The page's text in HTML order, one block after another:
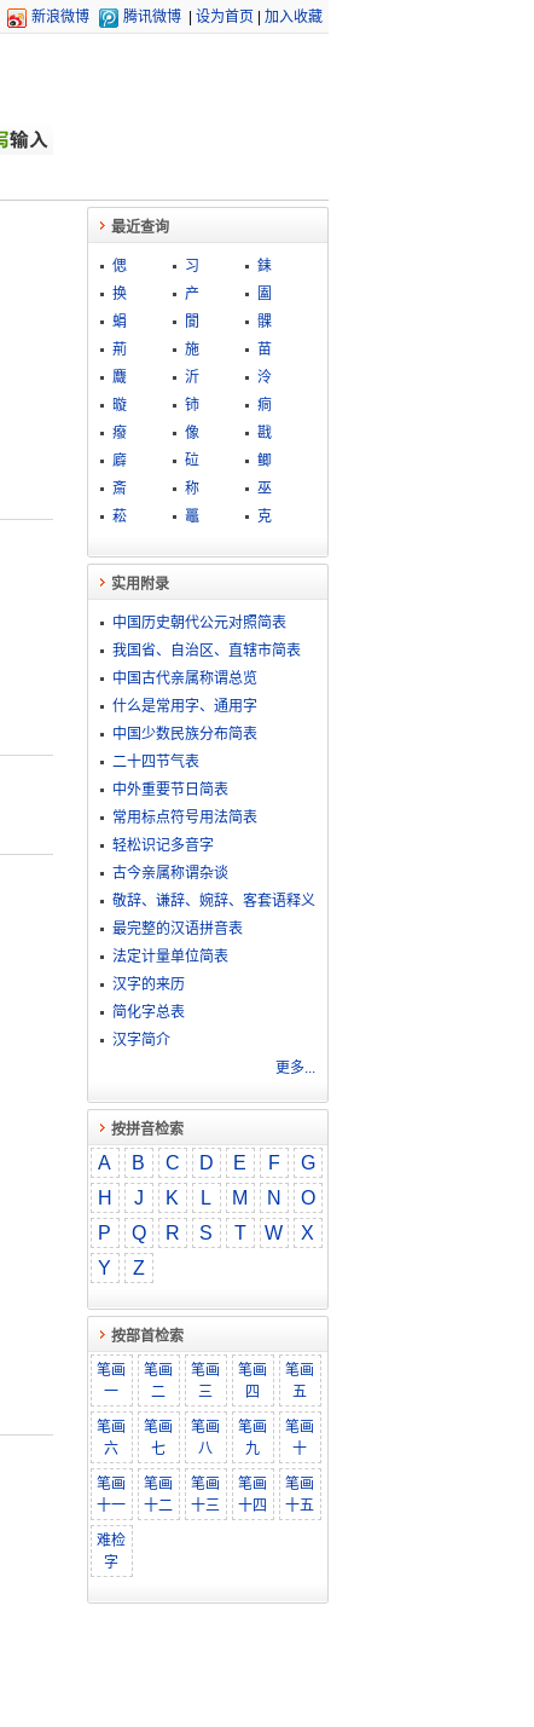
新浪微博 腾讯微博 设为首页 加入收藏
最近查询
偲 习
銇
换
产
圔
蜎
閬
髁
荊
施
苗
麙
沂
泠
暶
铈
痌
癈
像
戡
廦
砬
鲫
斎
称
巫
菘
鼉 克
实用附录
中国历史朝代公元对照简表
我国省、自治区、直辖市简表
中国古代亲属称谓总览
什么是常用字、通用字
中国少数民族分布简表
二十四节气表
中外重要节日简表
常用标点符号用法简表
轻松识记多音字
古今亲属称谓杂谈
敬​辞​、​谦​辞​、​婉​辞​、​客​套​语​释​义
最完整的汉语拼音表
法定计量单位简表
汉字的来历
简化字总表
汉字简介
更多...
按拼音检索
A B C D E F
G
H
J K L M N
O
P
Q R S T W
X
Y
Z
按部首检索
笔画
一
笔画
二
笔画
三
笔画
四
笔画
五
笔画
六
笔画
七
笔画
八
笔画
九
笔画
十
笔画
十一
笔画
十二
笔画
十三
笔画
十四
笔画
十五
难检
字